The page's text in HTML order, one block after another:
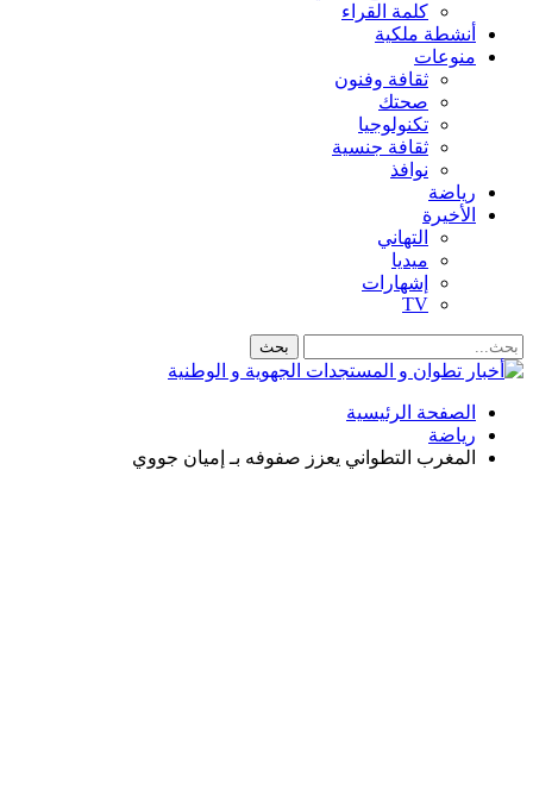
كلمة القراء
أنشطة ملكية
منوعات
ثقافة وفنون
صحتك
تكنولوجيا
ثقافة جنسية
نوافذ
رياضة
الأخيرة
التهاني
ميديا
إشهارات
TV
الصفحة الرئيسية
رياضة
المغرب التطواني يعزز صفوفه بـ إميان جووي